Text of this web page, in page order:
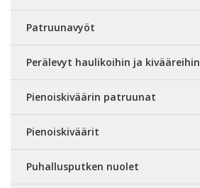
Patruunavyöt
Perälevyt haulikoihin ja kivääreihin
Pienoiskiväärin patruunat
Pienoiskiväärit
Puhallusputken nuolet